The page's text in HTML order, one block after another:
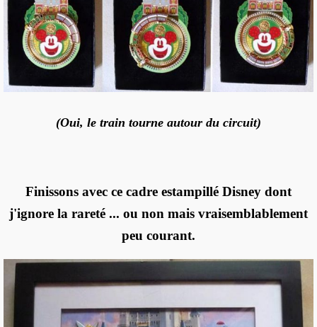
(Oui, le train tourne autour du circuit)
Finissons avec ce cadre estampillé Disney dont
j'ignore la rareté ... ou non mais vraisemblablement
peu courant.